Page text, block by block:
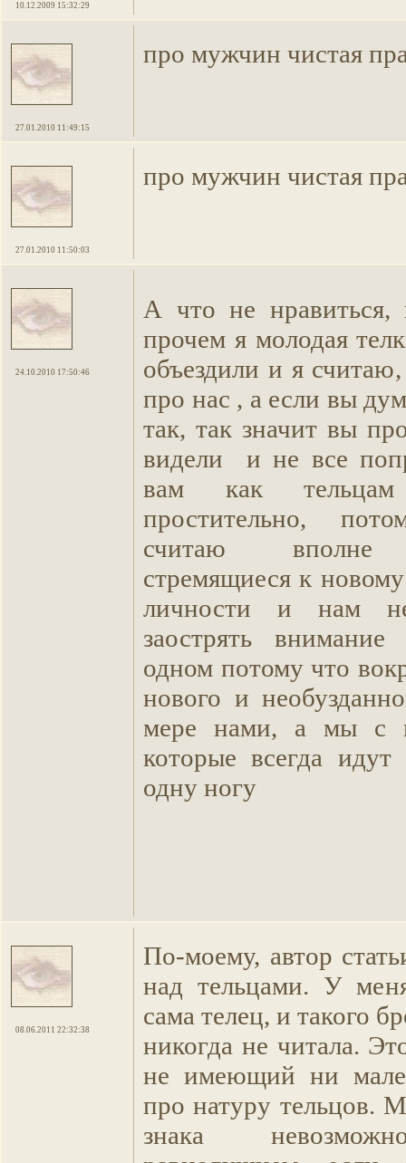
10.12.2009 15:32:29
27.01.2010 11:49:15
про мужчин чистая
27.01.2010 11:50:03
про мужчин чистая
24.10.2010 17:50:46
А что не
прочем я молодая
объездили и я
про нас , а если вы
так, так значит вы
видели и не все
вам как
простительно,
считаю вполне
стремящиеся к
личности и нам не
заострять
одном потому что
нового и
мере нами, а мы с
которые всегда
одну ногу
08.06.2011 22:32:38
По-моему, автор
над тельцами. У
сама телец, и такого
никогда не читала.
не имеющий ни
про натуру тельцов.
знака